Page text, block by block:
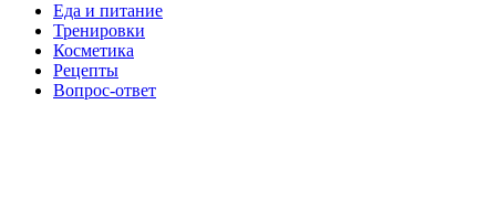
Еда и питание
Тренировки
Косметика
Рецепты
Вопрос-ответ